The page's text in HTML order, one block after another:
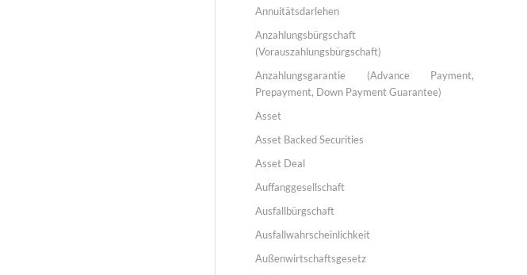
Annuitätsdarlehen
Anzahlungsbürgschaft
(Vorauszahlungsbürgschaft)
Anzahlungsgarantie (Advance Payment,
Prepayment, Down Payment Guarantee)
Asset
Asset Backed Securities
Asset Deal
Auffanggesellschaft
Ausfallbürgschaft
Ausfallwahrscheinlichkeit
Außenwirtschaftsgesetz